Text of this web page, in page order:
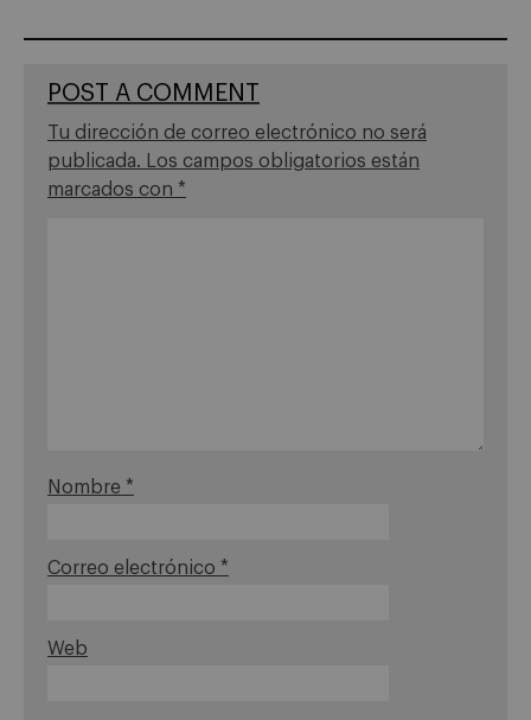
POST A COMMENT
Tu dirección de correo electrónico no será
publicada. Los campos obligatorios están
marcados con *
Nombre *
Correo electrónico *
Web